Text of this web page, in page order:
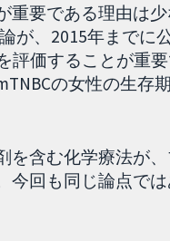
重要である理由は
が、2015年までに
評価することが重
の女性の生存
を含む化学療法が
回も同じ論点では